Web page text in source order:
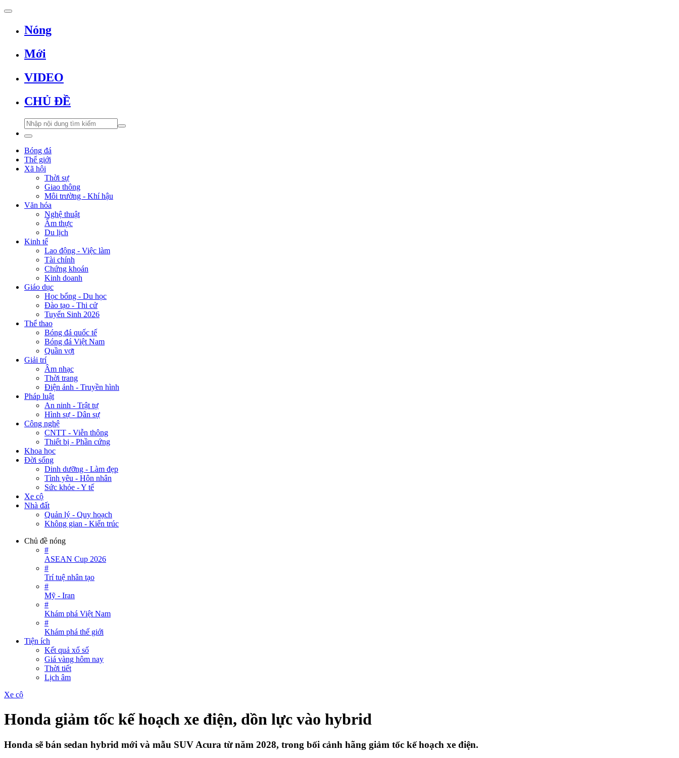
Nóng
Mới
VIDEO
CHỦ ĐỀ
Bóng đá
Thế giới
Xã hội
Thời sự
Giao thông
Môi trường - Khí hậu
Văn hóa
Nghệ thuật
Ẩm thực
Du lịch
Kinh tế
Lao động - Việc làm
Tài chính
Chứng khoán
Kinh doanh
Giáo dục
Học bổng - Du học
Đào tạo - Thi cử
Tuyển Sinh 2026
Thể thao
Bóng đá quốc tế
Bóng đá Việt Nam
Quần vợt
Giải trí
Âm nhạc
Thời trang
Điện ảnh - Truyền hình
Pháp luật
An ninh - Trật tự
Hình sự - Dân sự
Công nghệ
CNTT - Viễn thông
Thiết bị - Phần cứng
Khoa học
Đời sống
Dinh dưỡng - Làm đẹp
Tình yêu - Hôn nhân
Sức khỏe - Y tế
Xe cộ
Nhà đất
Quản lý - Quy hoạch
Không gian - Kiến trúc
Chủ đề nóng
#
ASEAN Cup 2026
#
Trí tuệ nhân tạo
#
Mỹ - Iran
#
Khám phá Việt Nam
#
Khám phá thế giới
Tiện ích
Kết quả xổ số
Giá vàng hôm nay
Thời tiết
Lịch âm
Xe cộ
Honda giảm tốc kế hoạch xe điện, dồn lực vào hybrid
Honda sẽ bán sedan hybrid mới và mẫu SUV Acura từ năm 2028, trong bối cảnh hãng giảm tốc kế hoạch xe điện.